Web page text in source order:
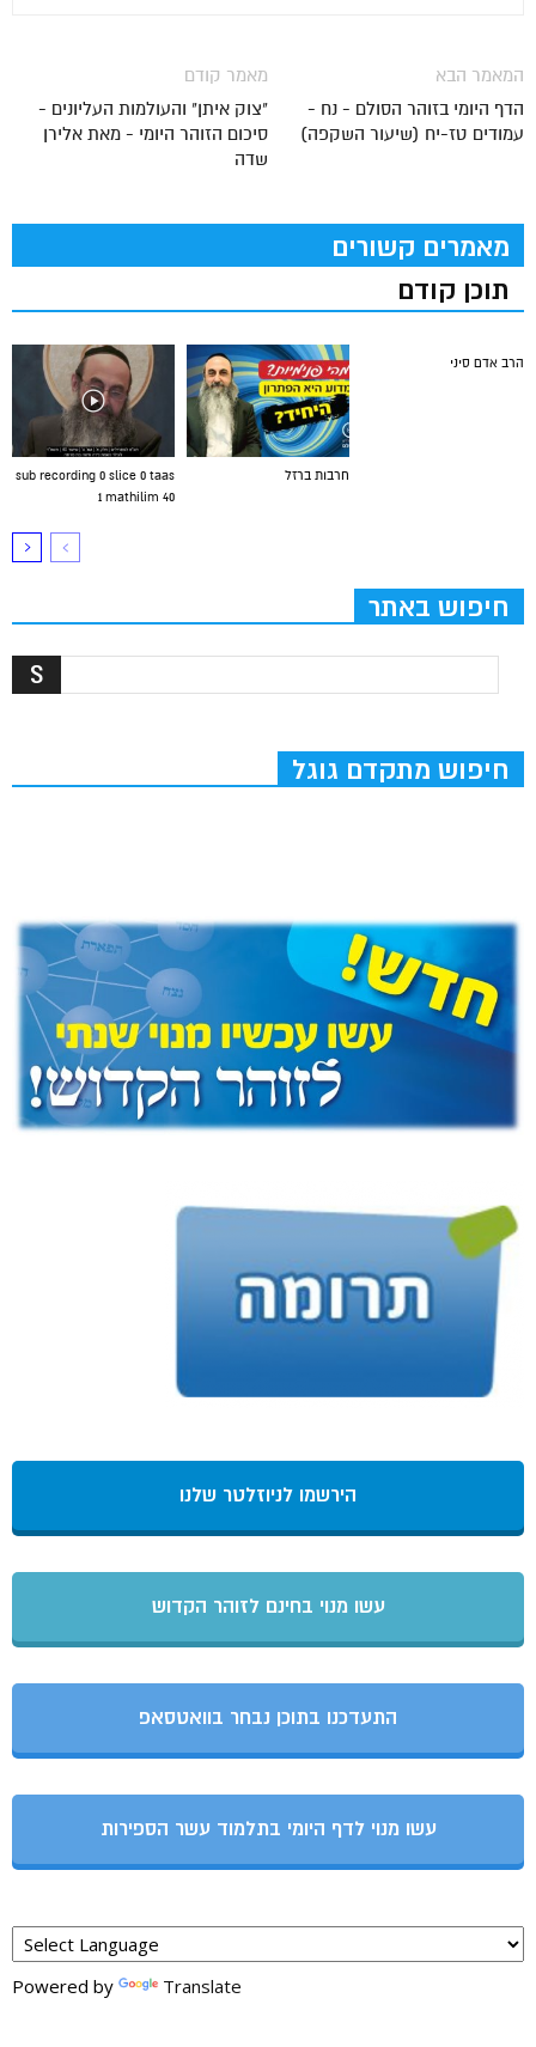
מאמר קודם
"צוק איתן" והעולמות העליונים -
סיכום הזוהר היומי - מאת אלירן
שדה
המאמר הבא
הדף היומי בזוהר הסולם - נח -
עמודים טז-יח (שיעור השקפה)
מאמרים קשורים
תוכן קודם
sub recording 0 slice 0 taas
1 mathilim 40
חרבות ברזל
הרב אדם סיני
חיפוש באתר
חיפוש מתקדם גוגל
הירשמו לניוזלטר שלנו
עשו מנוי בחינם לזוהר הקדוש
התעדכנו בתוכן נבחר בוואטסאפ
עשו מנוי לדף היומי בתלמוד עשר הספירות
Powered by Translate